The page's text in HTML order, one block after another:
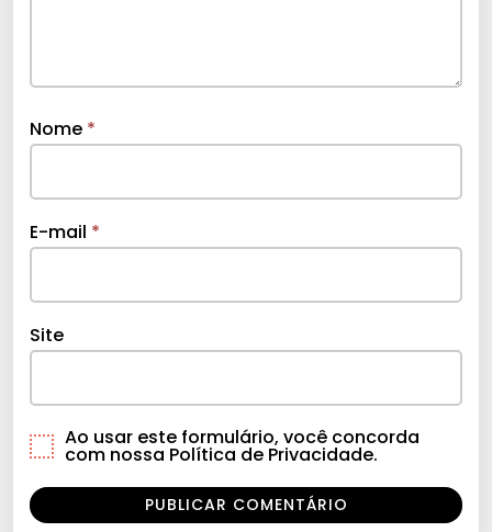
Nome *
E-mail *
Site
Ao usar este formulário, você concorda
com nossa Política de Privacidade.